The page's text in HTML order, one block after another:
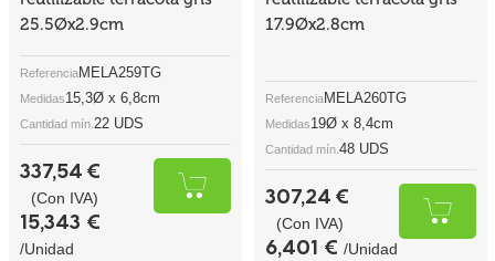
25.5Øx2.9cm
ReferenciaMELA259TG
Medidas15,3Ø x 6,8cm
Cantidad mín. 22 UDS
337,54 €
(Con IVA)
15,343 €
/Unidad
17.9Øx2.8cm
ReferenciaMELA260TG
Medidas19Ø x 8,4cm
Cantidad mín. 48 UDS
307,24 €
(Con IVA)
6,401 € /Unidad